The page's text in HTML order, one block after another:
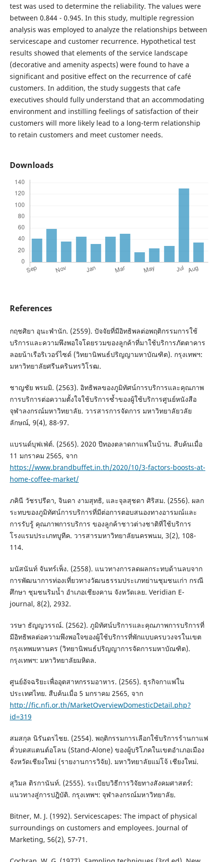
test was used to determine the reliability. The values were
between 0.844 - 0.945. In this study, multiple regression
analysis was employed to analyze the relationships between
servicescape and customer recurrence. Hypothetical test
results showed that elements of the service landscape
(decorative and amenity aspects) were found to have a
significant and positive effect on the recurrence of café
customers. In addition, the study suggests that cafe
executives should fully understand that an accommodating
environment and instilling feelings of satisfaction of their
customers will more likely lead to a long-term relationship
to retain customers and meet customer needs.
Downloads
References
กฤชศิยา อุนะพำนัก. (2559). ปัจจัยที่มีอิทธิพลต่อพฤติกรรมการใช้
บริการและความพึงพอใจโดยรวมของลูกค้าที่มาใช้บริการภัตตาคาร
ลอยน้าเรือริเวอร์ไซด์ (วิทยานิพนธ์ปริญญามหาบัณฑิต). กรุงเทพฯ:
มหาวิทยาลัยศรีนครินทรวิโรฒ.
ชาญชัย พรมมิ. (2563). อิทธิพลของภูมิทัศน์การบริการและคุณภาพ
การบริการต่อความตั้งใจใช้บริการซ้ำของผู้ใช้บริการศูนย์หนังสือ
จุฬาลงกรณ์มหาวิทยาลัย. วารสารการจัดการ มหาวิทยาลัยวลัย
ลักษณ์, 9(4), 88-97.
แบรนด์บุฟเฟ่ต์. (2565). 2020 ปีทองตลาดกาแฟในบ้าน. สืบค้นเมื่อ
11 มกราคม 2565, จาก
https://www.brandbuffet.in.th/2020/10/3-factors-boosts-at-
home-coffee-market/
ภคินี วัชรปรีดา, จินดา งามสุทธิ, และจุลสุชดา ศิริสม. (2556). ผลก
ระทบของภูมิทัศน์การบริการที่มีต่อการตอบสนองทางอารมณ์และ
การรับรู้ คุณภาพการบริการ ของลูกค้าชาวต่างชาติที่ใช้บริการ
โรงแรมประเภทบูทีค. วารสารมหาวิทยาลัยนครพนม, 3(2), 108-
114.
มนัสนันท์ จันทร์เพ็ง. (2558). แนวทางการลดผลกระทบด้านลบจาก
การพัฒนาการท่องเที่ยวทางวัฒนธรรมประเภทย่านชุมชนเก่า กรณี
ศึกษา ชุมชนริมน้ำ อำเภอเชียงคาน จังหวัดเลย. Veridian E-
journal, 8(2), 2932.
วรษา ธัญญวรรณ์. (2562). ภูมิทัศน์บริการและคุณภาพการบริการที่
มีอิทธิพลต่อความพึงพอใจของผู้ใช้บริการที่พักแบบครบวงจรในเขต
กรุงเทพมหานคร (วิทยานิพนธ์ปริญญาการจัดการมหาบัณฑิต).
กรุงเทพฯ: มหาวิทยาลัยมหิดล.
ศูนย์อัจฉริยะเพื่ออุตสาหกรรมอาหาร. (2565). ธุรกิจกาแฟใน
ประเทศไทย. สืบค้นเมื่อ 5 มกราคม 2565, จาก
http://fic.nfi.or.th/MarketOverviewDomesticDetail.php?
id=319
สมสกุล นิรันดรไชย. (2554). พฤติกรรมการเลือกใช้บริการร้านกาแฟ
คั่วบดสแตนต์อโลน (Stand-Alone) ของผู้บริโภคในเขตอำเภอเมือง
จังหวัดเชียงใหม่ (รายงานการวิจัย). มหาวิทยาลัยแม่โจ้ เชียงใหม่.
สุวิมล ติรกานันท์. (2555). ระเบียบวิธีการวิจัยทางสังคมศาสตร์:
แนวทางสู่การปฎิบัติ. กรุงเทพฯ: จุฬาลงกรณ์มหาวิทยาลัย.
Bitner, M. J. (1992). Servicescapes: The impact of physical
surroundings on customers and employees. Journal of
Marketing, 56(2), 57-71.